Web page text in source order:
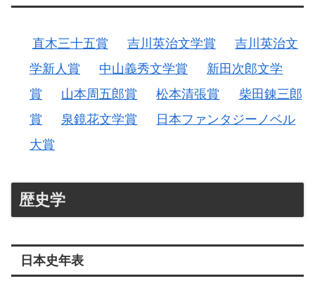
直木三十五賞 吉川英治文学賞
吉川英治文
学新人賞
中山義秀文学賞
新田次郎文学
賞
山本周五郎賞 松本清張賞
柴田錬三郎
賞
泉鏡花文学賞
日本ファンタジーノベル
大賞
歴史学
日本史年表